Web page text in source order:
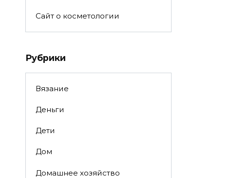
Сайт о косметологии
Рубрики
Вязание
Деньги
Дети
Дом
Домашнее хозяйство